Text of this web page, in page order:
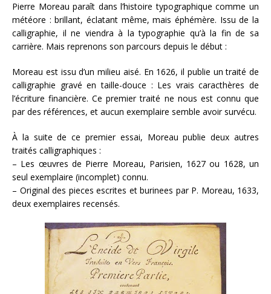
Pierre Moreau paraît dans l’histoire typographique comme un
météore : brillant, éclatant même, mais éphémère. Issu de la
calligraphie, il ne viendra à la typographie qu’à la fin de sa
carrière. Mais reprenons son parcours depuis le début :
Moreau est issu d’un milieu aisé. En 1626, il publie un traité de
calligraphie gravé en taille-douce : Les vrais caracthères de
l’écriture financière. Ce premier traité ne nous est connu que
par des références, et aucun exemplaire semble avoir survécu.
À la suite de ce premier essai, Moreau publie deux autres
traités calligraphiques :
– Les œuvres de Pierre Moreau, Parisien, 1627 ou 1628, un
seul exemplaire (incomplet) connu.
– Original des pieces escrites et burinees par P. Moreau, 1633,
deux exemplaires recensés.